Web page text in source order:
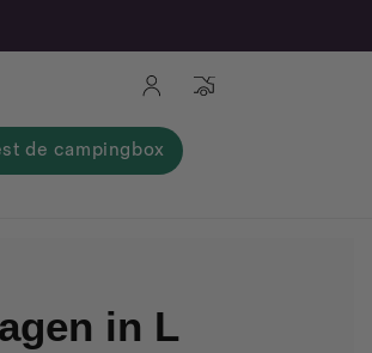
de campingbox
AansluitingMand
in L